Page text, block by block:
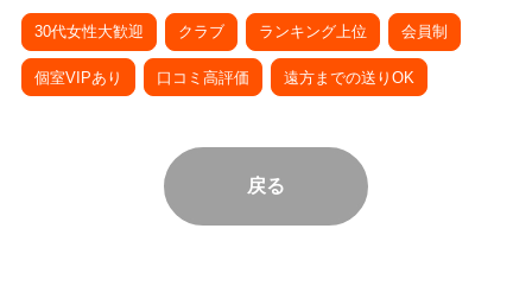
30代女性大歓迎 クラブ ランキング上位 会員制
個室VIPあり 口コミ高評価 遠方までの送りOK
戻る